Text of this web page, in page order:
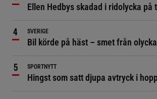
Ellen Hedbys skadad i ridolycka på
SVERIGE
Bil körde på häst – smet från
SPORTNYTT
Hingst som satt djupa avtryck i